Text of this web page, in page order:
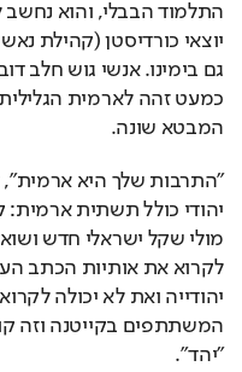
המבטא שונה.
"יהד".